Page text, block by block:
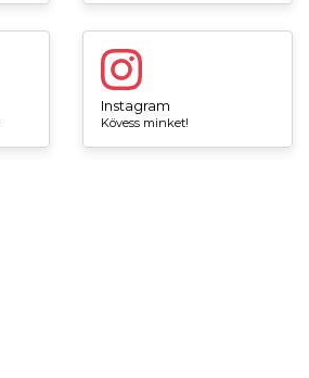
Instagram
Kövess minket!